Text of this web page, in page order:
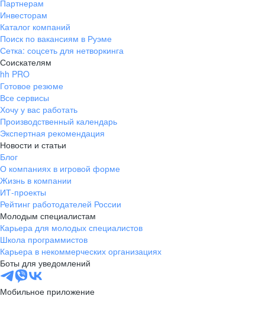
Партнерам
Инвесторам
Каталог компаний
Поиск по вакансиям в Руэме
Сетка: соцсеть для нетворкинга
Соискателям
hh PRO
Готовое резюме
Все сервисы
Хочу у вас работать
Производственный календарь
Экспертная рекомендация
Новости и статьи
Блог
О компаниях в игровой форме
Жизнь в компании
ИТ-проекты
Рейтинг работодателей России
Молодым специалистам
Карьера для молодых специалистов
Школа программистов
Карьера в некоммерческих организациях
Боты для уведомлений
Мобильное приложение